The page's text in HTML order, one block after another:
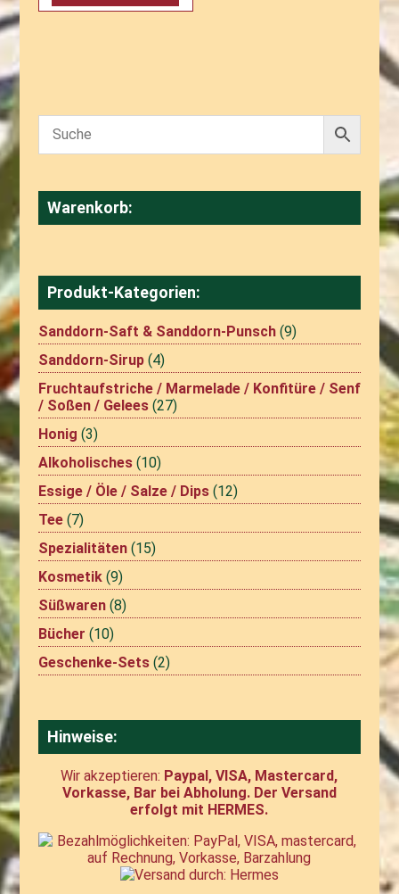
Warenkorb:
Produkt-Kategorien:
Sanddorn-Saft & Sanddorn-Punsch (9)
Sanddorn-Sirup (4)
Fruchtaufstriche / Marmelade / Konfitüre / Senf
/ Soßen / Gelees (27)
Honig (3)
Alkoholisches (10)
Essige / Öle / Salze / Dips (12)
Tee (7)
Spezialitäten (15)
Kosmetik (9)
Süßwaren (8)
Bücher (10)
Geschenke-Sets (2)
Hinweise:
Wir akzeptieren: Paypal, VISA, Mastercard,
Vorkasse, Bar bei Abholung. Der Versand
erfolgt mit HERMES.